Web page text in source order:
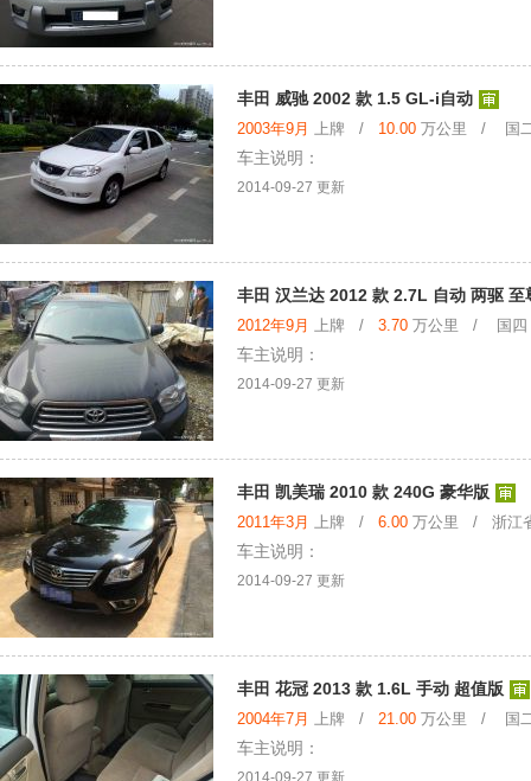
丰田 威驰 2002 款 1.5 GL-i自动
2003年9月 上牌 / 10.00 万公里 / 国
车主说明：
2014-09-27 更新
丰田 汉兰达 2012 款 2.7L 自动 两驱 至
2012年9月 上牌 / 3.70 万公里 / 国四
车主说明：
2014-09-27 更新
丰田 凯美瑞 2010 款 240G 豪华版
2011年3月 上牌 / 6.00 万公里 / 浙江
车主说明：
2014-09-27 更新
丰田 花冠 2013 款 1.6L 手动 超值版
2004年7月 上牌 / 21.00 万公里 / 国
车主说明：
2014-09-27 更新